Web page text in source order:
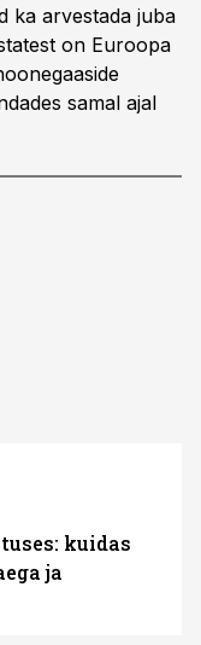
ka arvestada juba
on Euroopa
samal ajal
kuidas
ja